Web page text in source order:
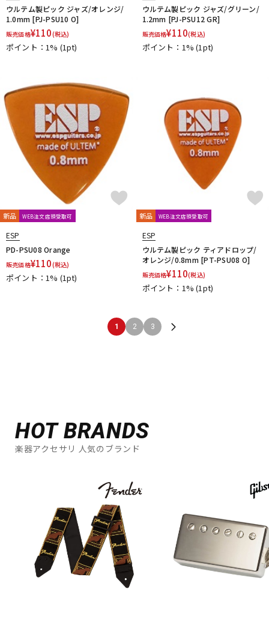
ウルテム製ピック ジャズ/オレンジ/
1.0mm [PJ-PSU10 O]
販売価格¥110(税込)
ポイント：1% (1pt)
ウルテム製ピック ジャズ/グリーン/
1.2mm [PJ-PSU12 GR]
販売価格¥110(税込)
ポイント：1%(1pt)
新品 WEB注文店頭受取可
ESP
PD-PSU08 Orange
販売価格¥110(税込)
ポイント：1% (1pt)
新品 WEB注文店頭受取可
ESP
ウルテム製ピック ティアドロップ/
オレンジ/0.8mm [PT-PSU08 O]
販売価格¥110(税込)
ポイント：1%(1pt)
1 2 3
HOT BRANDS
楽器アクセサリ 人気のブランド